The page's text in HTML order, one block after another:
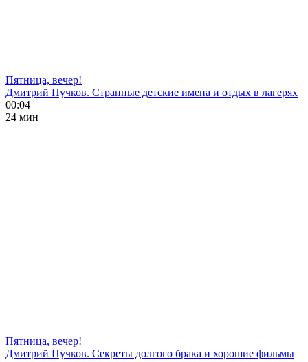
Пятница, вечер!
Дмитрий Пучков. Странные детские имена и отдых в лагерях
00:04
24 мин
Пятница, вечер!
Дмитрий Пучков. Секреты долгого брака и хорошие фильмы